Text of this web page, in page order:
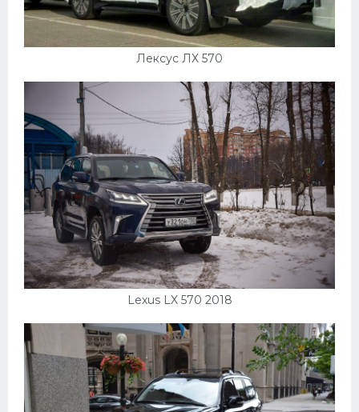
Лексус ЛХ 570
Lexus LX 570 2018